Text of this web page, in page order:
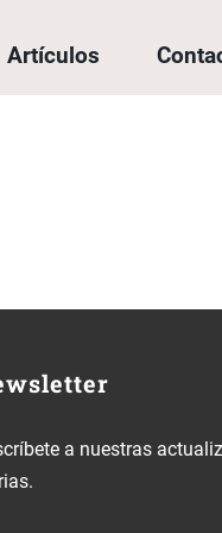
Artículos
a nuestras